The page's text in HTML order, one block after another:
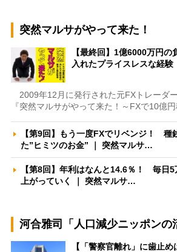
突然マルサがやって来た！
【最終回】1億6000万円
入れたプライスレスな経
2009年12月に発行された元FXトレーダ
『突然マルサがやって来た！～FXで10億
【第9回】もう一度FXでリベンジ！ 種
た”ヒミツのお金” ｜ 突然マルサ…
【第8回】年利はなんと14.6％！ 毎日
上がっていく ｜ 突然マルサ…
河合雅司「人口減少ニッポンの
【「警察官離れ」に歯止